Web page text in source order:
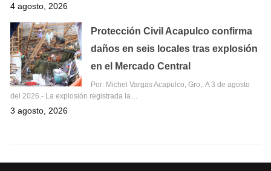
4 agosto, 2026
Protección Civil Acapulco confirma
daños en seis locales tras explosión
en el Mercado Central
Por: Michel Vargas Acapulco, Gro,. A 3 de agosto
del 2026.- La explosión registrada la…
3 agosto, 2026